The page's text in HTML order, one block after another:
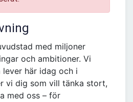
med miljoner
och ambitioner. Vi
här idag och i
vi dig som vill tänka stort,
med oss – för